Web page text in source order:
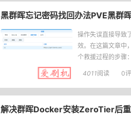
黑群晖忘记密码找回办法PVE黑群
操作失误直接导致
效。在这篇文章中
个救援过程的步骤
eassignOwner"，
4011阅读 0
解决群晖Docker安装ZeroTier后